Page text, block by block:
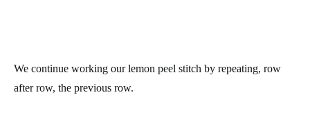
We continue working our lemon peel stitch by repeating, row
after row, the previous row.